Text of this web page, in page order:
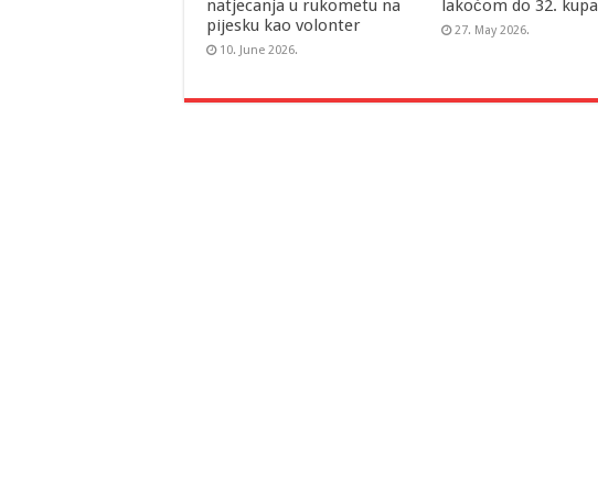
natjecanja u rukometu na
pijesku kao volonter
10. June 2026.
lakoćom do 32. kupa
27. May 2026.